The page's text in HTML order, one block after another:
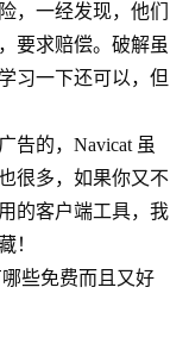
，一经发现，他们
要求赔偿。破解虽
习一下还可以，但
告的，Navicat 虽
很多，如果你又不
的客户端工具，我
！
些免费而且又好